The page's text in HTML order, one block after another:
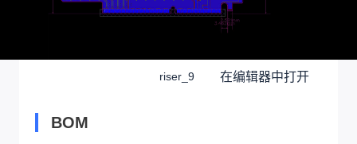
riser_9 在编辑器中打开
BOM